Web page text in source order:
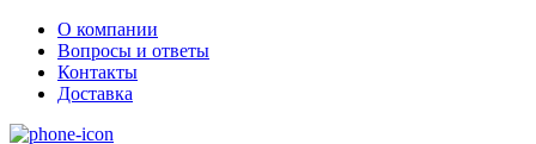
О компании
Вопросы и ответы
Контакты
Доставка